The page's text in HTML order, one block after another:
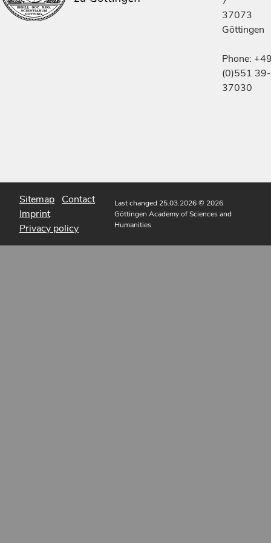
37073
Göttingen
Phone:
(0)551 39-
37030
Sitemap Contact
Imprint
Privacy policy
Last changed 25.03.2026© 2026
Göttingen Academy of Sciences and
Humanities